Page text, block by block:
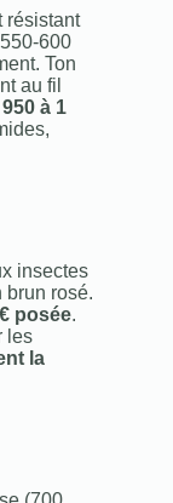
résistant
600
Ton
au fil
à 1
insectes
brun rosé.
posée.
les
la